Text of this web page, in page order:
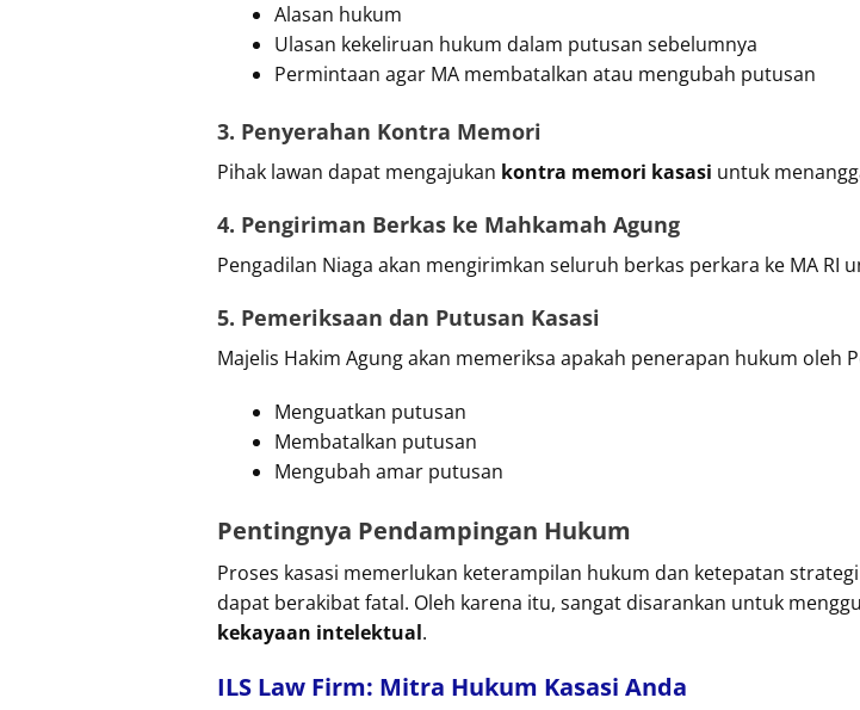
Alasan hukum
Ulasan kekeliruan hukum dalam putusan sebelumnya
Permintaan agar MA membatalkan atau mengubah putusan
3. Penyerahan Kontra Memori
Pihak lawan dapat mengajukan kontra memori kasasi untuk
4. Pengiriman Berkas ke Mahkamah Agung
Pengadilan Niaga akan mengirimkan seluruh berkas perkara ke MA RI
5. Pemeriksaan dan Putusan Kasasi
Majelis Hakim Agung akan memeriksa apakah penerapan hukum oleh
Menguatkan putusan
Membatalkan putusan
Mengubah amar putusan
Pentingnya Pendampingan Hukum
Proses kasasi memerlukan keterampilan hukum dan ketepatan
dapat berakibat fatal. Oleh karena itu, sangat disarankan untuk
kekayaan intelektual.
ILS Law Firm: Mitra Hukum Kasasi Anda